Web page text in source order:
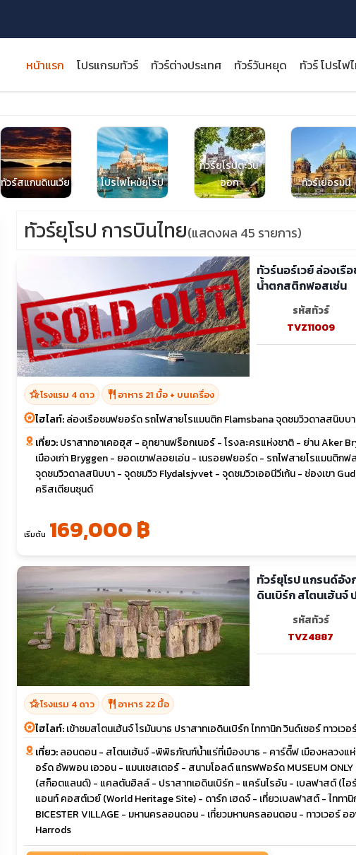
หน้าแรก โปรแกรมทัวร์ ทัวร์ต่างประเทศ ทัวร์วันหยุด ทัวร์ โปรไฟ
close
ทัวร์สแกนดิเนเวีย โปรไฟไหม้ยุโรป
ทัวร์ยุโรปตะวัน
ออก
ทัวร์เยอรมนี
ทัวร์ยุโรป การบินไทย(แสดงผล 45 รายการ)
ทัวร์นอร์เวย์ ล่องเ
น้ำตกสติกฟอสเซ่น
รหัสทัวร์
TVZ11009
hotel_classโรงแรม 4 ดาว restaurant อาหาร 21 มื้อ + บนเครื่อง
ไฮไลท์:ล่องเรือชมฟยอร์ด รถไฟสายโรแมนติก Flamsbana จุดชมวิวดาลสนิบบา
เที่ยว:ปราสาทอาเคอฮุส - อุทยานฟร็อกเนอร์ - โรงละครแห่งชาติ - ย่าน Aker
เมืองเก่า Bryggen - ยอดเขาฟลอยเอ่น - เนรอยฟยอร์ด - รถไฟสายโรแมนติ
จุดชมวิวดาลสนิบบา - จุดชมวิว Flydalsjvvet - จุดชมวิวเออนีวีเก้น - ช่องเขา
คริสเตียนซุนด์
เริ่มต้น 169,000 ฿
ทัวร์ยุโรป แกรนด์อั
ดินเบิร์ก สโตนเฮ้นจ์
รหัสทัวร์
TVZ4887
hotel_classโรงแรม 4 ดาว restaurant อาหาร 22 มื้อ
ไฮไลท์:เข้าชมสโตนเฮ้นจ์ โรมันบาธ ปราสาทเอดินเบิร์ก ไททานิก วินด์เซอร์ ทาวเ
เที่ยว:ลอนดอน - สโตนเฮ้นจ์ -พิพิธภัณฑ์น้ำแร่ที่เมืองบาธ - คาร์ดี๊ฟ เมืองหลวงแ
อร์ด อัพพอน เอวอน - แมนเชสเตอร์ - สนามโอลด์ แทรฟฟอร์ด MUSEUM
(สก็อตแลนด์) - แคลตันฮิลล์ - ปราสาทเอดินเบิร์ก - แคร์นไรอัน - เบลฟาสต์ (ไ
แอนท์ คอสต์เวย์ (World Heritage Site) - ดาร์ก เฮดจ์ - เที่ยวเบลฟาสต์ - ไทท
BICESTER VILLAGE - มหานครลอนดอน - เที่ยวมหานครลอนดอน - ทาวเวอ
Harrods